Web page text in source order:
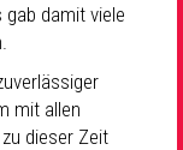
damit viele
mit allen
dieser Zeit